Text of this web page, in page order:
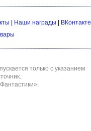
| Наши награды | ВКонтакте
только с указанием